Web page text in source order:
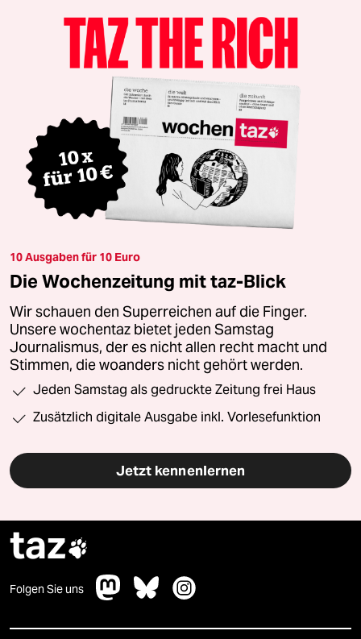
10 Ausgaben für 10 Euro
Die Wochenzeitung mit taz-Blick
Wir schauen den Superreichen auf die Finger.
Unsere wochentaz bietet jeden Samstag
Journalismus, der es nicht allen recht macht und
Stimmen, die woanders nicht gehört werden.
Jeden Samstag als gedruckte Zeitung frei Haus
Zusätzlich digitale Ausgabe inkl. Vorlesefunktion
Jetzt kennenlernen
taz
Folgen Sie uns